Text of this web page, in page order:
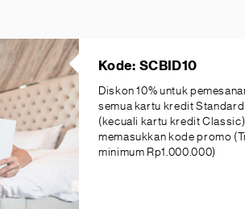
Kode: SCBID10
Diskon 10% untuk
semua kartu kredit
(kecuali kartu kredit
memasukkan kode promo
minimum Rp1.000.000)